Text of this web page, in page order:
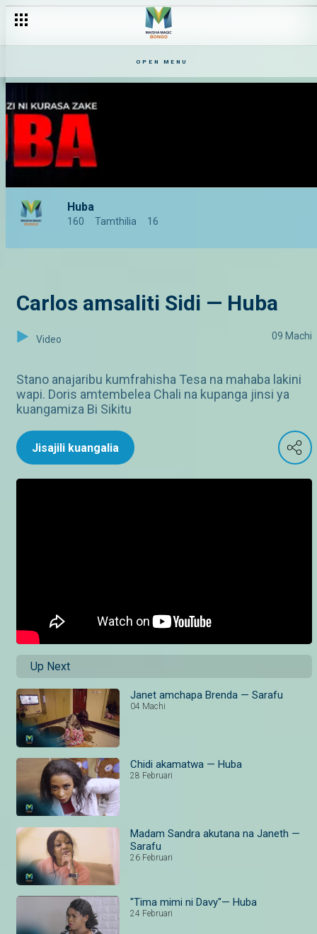
OPEN MENU
Huba
160 Tamthilia 16
Carlos amsaliti Sidi — Huba
Video 09 Machi
Stano anajaribu kumfrahisha Tesa na mahaba lakini
wapi. Doris amtembelea Chali na kupanga jinsi ya
kuangamiza Bi Sikitu
Jisajili kuangalia
Up Next
Janet amchapa Brenda — Sarafu
04 Machi
Chidi akamatwa — Huba
28 Februari
Madam Sandra akutana na Janeth —
Sarafu
26 Februari
"Tima mimi ni Davy"— Huba
24 Februari
Chidi akamatwa — Huba